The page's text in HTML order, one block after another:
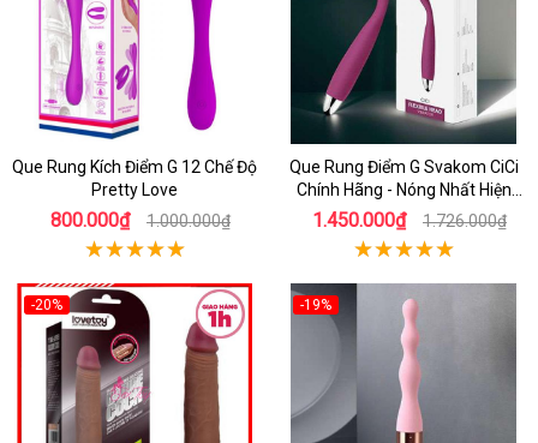
Que Rung Kích Điểm G 12 Chế Độ
Pretty Love
800.000₫ 1.000.000₫
Que Rung Điểm G Svakom CiCi
Chính Hãng - Nóng Nhất Hiện
Nay
1.450.000₫ 1.726.000₫
-20% -19%